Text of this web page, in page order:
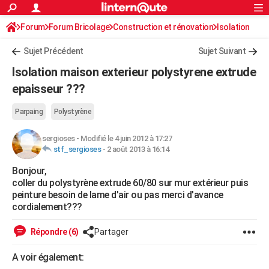
ACTUALITÉS
Politique
Société
Faits Divers
Education
Monde
Villes
+
Programme TV
Streaming
Sorties cinéma
Musique
FINANCE
Retraite
Impôts
Epargne
Immobilier
Risques naturels par ville
Banque
Assurance
Crédit
AUTO
Essais
Réserver un essai
Citadines
Berlines
SUV
Forum auto
HIGH-TECH
Mobiles
Meilleur smartphone
Internet
Ordinateurs
Jeux vidéo
Guide high-tech
BRICOLAGE
Forum
Aménagement intérieur
Extérieur
Cuisine
Salle de bains
Jardinage
Rangement
WEEK-END
Guides de France
Escapades
Patrimoine
Expositions
Musées
Week-end nature
+LIFESTYLE
Art de vivre
Bien-être
Loisirs
Mode
Modes de vie
SANTE
Alimentation
Guide de la santé
Maladies
Médicaments
Sommeil
VOYAGE
Rechercher
S'inscrire
Connexion
Forum Forum Bricolage Construction et rénovation Isolation
Sujet Précédent Sujet Suivant
Isolation maison exterieur polystyrene extrude
epaisseur ???
Parpaing Polystyrène
sergioses- Modifié le 4 juin 2012 à 17:27
stf_sergioses- 2 août 2013 à 16:14
Bonjour,
coller du polystyrène extrude 60/80 sur mur extérieur puis
peinture besoin de lame d'air ou pas merci d'avance
cordialement???
Répondre (6) Partager
A voir également: